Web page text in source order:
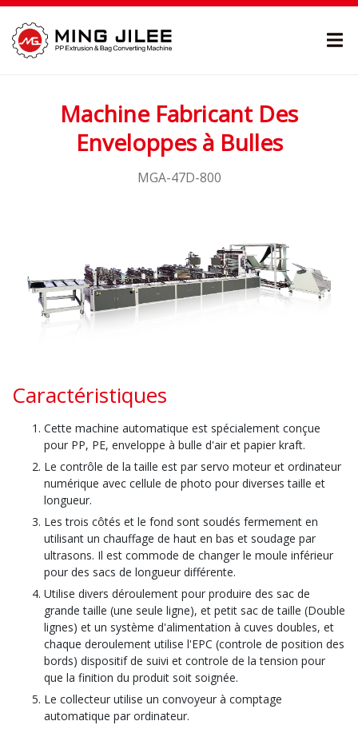
Machine Fabricant Des
Enveloppes à Bulles
MGA-47D-800
Caractéristiques
Cette machine automatique est spécialement conçue
pour PP, PE, enveloppe à bulle d'air et papier kraft.
Le contrôle de la taille est par servo moteur et ordinateur
numérique avec cellule de photo pour diverses taille et
longueur.
Les trois côtés et le fond sont soudés fermement en
utilisant un chauffage de haut en bas et soudage par
ultrasons. Il est commode de changer le moule inférieur
pour des sacs de longueur différente.
Utilise divers déroulement pour produire des sac de
grande taille (une seule ligne), et petit sac de taille (Double
lignes) et un système d'alimentation à cuves doubles, et
chaque deroulement utilise l'EPC (controle de position des
bords) dispositif de suivi et controle de la tension pour
que la finition du produit soit soignée.
Le collecteur utilise un convoyeur à comptage
automatique par ordinateur.